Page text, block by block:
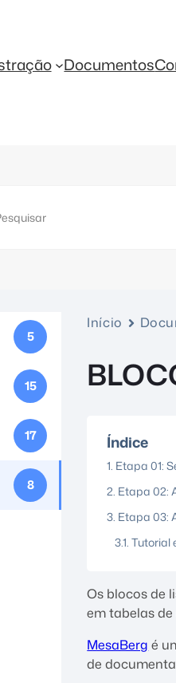
Documentos
5
15
17
8
Início
Índice
Etapa 01:
Etapa 02:
Etapa 03:
Tutorial
Os blocos de
em tabelas
MesaBerg é
de